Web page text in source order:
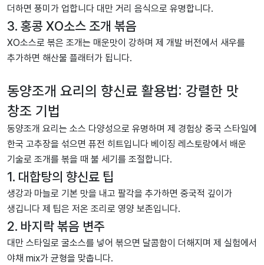
더하면 풍미가 업합니다 대만 거리 음식으로 유명합니다.
3. 홍콩 XO소스 조개 볶음
XO소스로 볶은 조개는 매운맛이 강하며 제 개발 버전에서 새우를
추가하면 해산물 플래터가 됩니다.
동양조개 요리의 향신료 활용법: 강렬한 맛
창조 기법
동양조개 요리는 소스 다양성으로 유명하며 제 경험상 중국 스타일에
한국 고추장을 섞으면 퓨전 히트입니다 베이징 레스토랑에서 배운
기술로 조개를 볶을 때 불 세기를 조절합니다.
1. 대합탕의 향신료 팁
생강과 마늘로 기본 맛을 내고 팔각을 추가하면 중국적 깊이가
생깁니다 제 팁은 저온 조리로 영양 보존입니다.
2. 바지락 볶음 변주
대만 스타일로 굴소스를 넣어 볶으면 달콤함이 더해지며 제 실험에서
야채 mix가 균형을 맞춥니다.